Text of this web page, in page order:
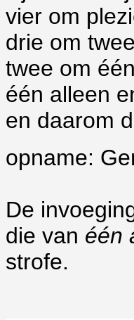
vier om
drie om twee
twee om één
één alleen
en daarom
opname:
De
die van één
strofe.